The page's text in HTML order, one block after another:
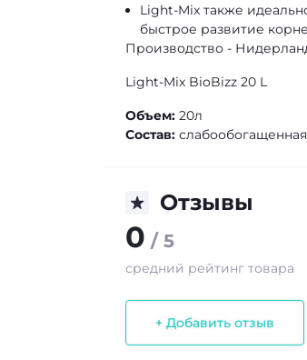
Light-Mix также
быстрое развитие
Производство -
Light-Mix BioBizz 20 L
Объем: 20л
Состав:
Отзывы
0 / 5
средний рейтинг товара
+ Добавить отзыв